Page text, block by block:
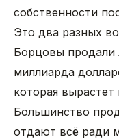
собственности
Это два разных
Борцовы продали
миллиарда
которая
Большинство
отдают всё ради